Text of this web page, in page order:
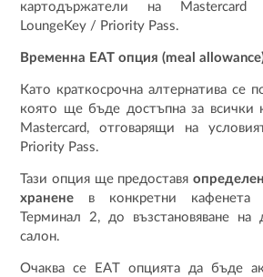
картодържатели на Mastercard
LoungeKey / Priority Pass.
Временна EAT опция (meal
Като краткосрочна алтернатива се
която ще бъде достъпна за всички
Mastercard, отговарящи на
Priority Pass.
Тази опция ще предоставя
хранене в конкретни кафенета
Терминал 2, до възстановяване на
салон.
Очаква се EAT опцията да бъде